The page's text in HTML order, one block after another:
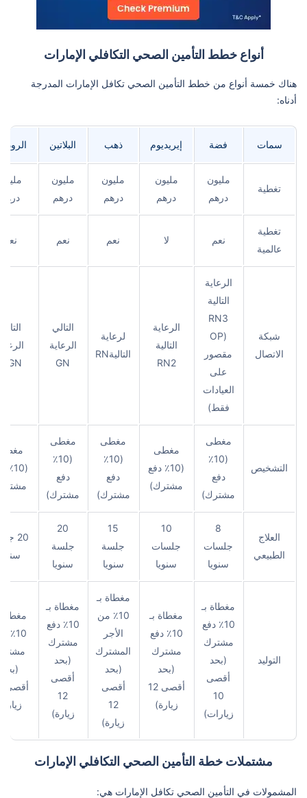
أنواع خطط التأمين الصحي التكافلي الإمارات
هناك خمسة أنواع من خطط التأمين الصحي تكافل الإمارات المدرجة
أدناه:
سمات فضة إيريديوم ذهب البلاتين
تغطية
مليون
درهم
مليون
درهم
مليون
درهم
مليون
درهم
درهم
تغطية
عالمية
نعم لا نعم نعم نعم
شبكة
الاتصال
الرعاية
التالية
RN3
(OP
مقصور
على
العيادات
فقط)
الرعاية
التالية
RN2
لرعاية
التاليةRN
التالي
الرعاية
GN
GN +
التشخيص
مغطى
(10٪
دفع
مشترك)
مغطى
(10٪ دفع
مشترك)
مغطى
(10٪
دفع
مشترك)
مغطى
(10٪
دفع
مشترك)
(10٪
العلاج
الطبيعي
8
جلسات
سنويا
10
جلسات
سنويا
15
جلسة
سنويا
20
جلسة
سنويا
20
سنويا
التوليد
مغطاة بـ
10٪ دفع
مشترك
(بحد
أقصى
10
زيارات)
مغطاة بـ
10٪ دفع
مشترك
(بحد
أقصى 12
زيارة)
مغطاة بـ
10٪ من
الأجر
المشترك
(بحد
أقصى
12
زيارة)
مغطاة بـ
10٪ دفع
مشترك
(بحد
أقصى
12
زيارة)
مغطاة
10٪
(بحد
مشتملات خطة التأمين الصحي التكافلي الإمارات
المشمولات في التأمين الصحي تكافل الإمارات هي: